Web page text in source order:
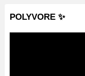
POLYVORE ✨